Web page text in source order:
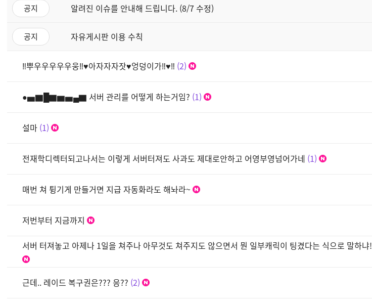
공지 알려진 이슈를 안내해 드립니다. (8/7 수정)
공지 자유게시판 이용 수칙
‼뿌우우우우우웅‼♥아자자자잣♥엉덩이가‼♥‼ 2
●▅▇█▇▆▅▄▇ 서버 관리를 어떻게 하는거임? 1
설마 1
전재학디렉터되고나서는 이렇게 서버터져도 사과도 제대로안하고 어영부영넘어가네 1
매번 쳐 튕기게 만들거면 지급 자동화라도 해놔라~
저번부터 지금까지
서버 터져놓고 아제나 1일을 쳐주나 아무것도 쳐주지도 않으면서 뭔 일부캐릭이 팅겼다는 식으로 말하냐!
근데.. 레이드 복구권은??? 응?? 2